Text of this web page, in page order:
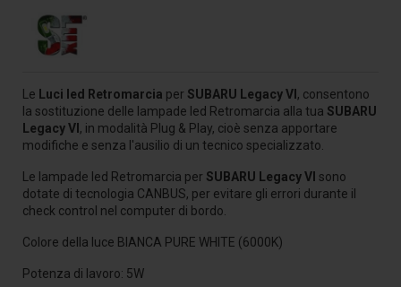
Le Luci led Retromarcia per SUBARU Legacy VI , consentono
la sostituzione delle lampade led Retromarcia alla tua SUBARU
Legacy VI , in modalità Plug & Play, cioè senza apportare
modifiche e senza l'ausilio di un tecnico specializzato.
Le lampade led Retromarcia per SUBARU Legacy VI sono
dotate di tecnologia CANBUS, per evitare gli errori durante il
check control nel computer di bordo.
Colore della luce BIANCA PURE WHITE (6000K)
Potenza di lavoro: 5W